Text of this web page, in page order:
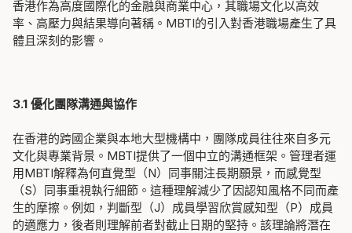
香港作為高度國際化的金融與商業中心，其職場文化以高效
率、高壓力與結果導向著稱。MBTI的引入對香港職場產生了具
體且深刻的影響。
3.1 優化團隊溝通與協作
在香港的跨國企業與本地大型機構中，團隊成員往往來自多元
文化與專業背景。MBTI提供了一個中立的溝通框架。管理者運
用MBTI解釋為何直覺型（N）同事關注長期願景，而感覺型
（S）同事重視執行細節。這種理解減少了因認知風格不同而產
生的摩擦。例如，判斷型（J）成員學習欣賞感知型（P）成員
的適應力，後者則理解前者對截止日期的堅持。該理論將潛在